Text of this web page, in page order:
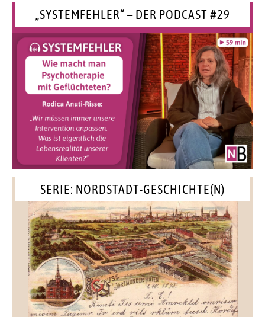
„SYSTEMFEHLER“ – DER PODCAST #29
SERIE: NORDSTADT-GESCHICHTE(N)